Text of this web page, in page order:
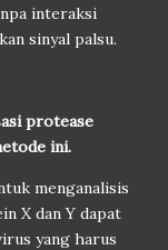
interaksi
sinyal palsu.
protease
ini.
menganalisis
X dan Y dapat
yang harus